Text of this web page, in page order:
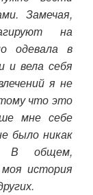
Замечая,
на
одевала в
и вела себя
я не
что это
мне себе
было никак
В общем,
история